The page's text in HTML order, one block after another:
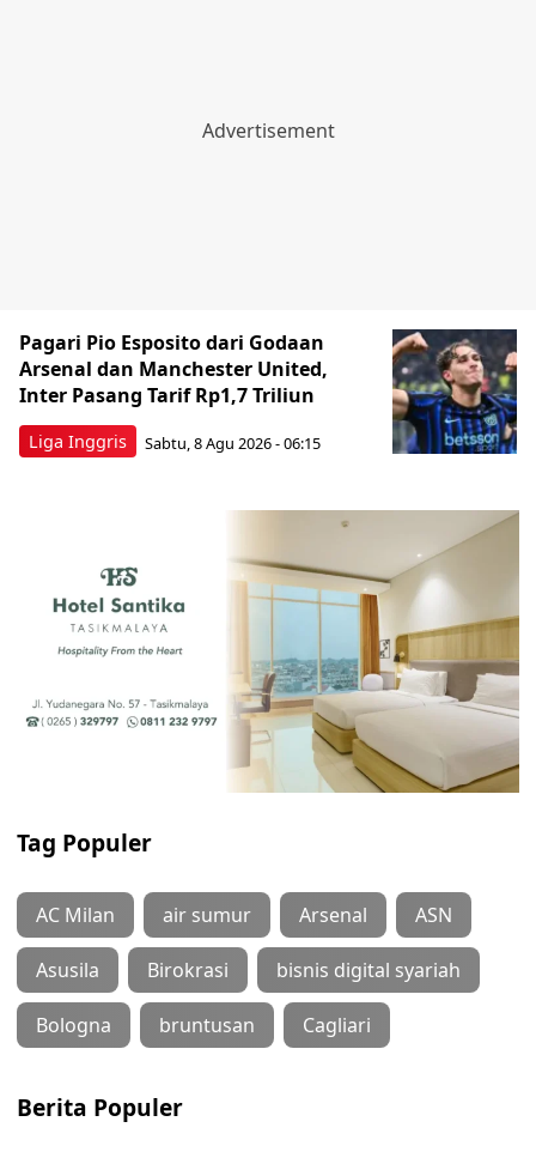
Liga Inggris
Pagari Pio Esposito dari Godaan
Arsenal dan Manchester United,
Inter Pasang Tarif Rp1,7 Triliun
Sabtu, 8 Agu 2026 - 06:15
Tag Populer
AC Milan air sumur Arsenal ASN
Asusila Birokrasi bisnis digital syariah
Bologna bruntusan Cagliari
Berita Populer